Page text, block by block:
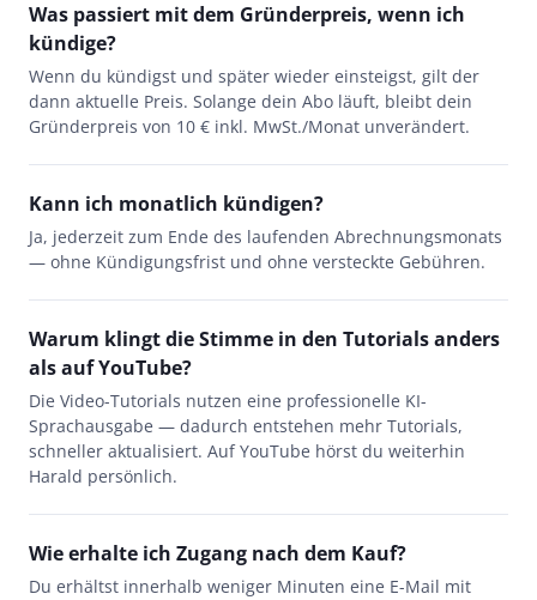
Was passiert mit dem Gründerpreis, wenn ich
kündige?
Wenn du kündigst und später wieder einsteigst, gilt der
dann aktuelle Preis. Solange dein Abo läuft, bleibt dein
Gründerpreis von 10 € inkl. MwSt./Monat unverändert.
Kann ich monatlich kündigen?
Ja, jederzeit zum Ende des laufenden Abrechnungsmonats
— ohne Kündigungsfrist und ohne versteckte Gebühren.
Warum klingt die Stimme in den Tutorials anders
als auf YouTube?
Die Video-Tutorials nutzen eine professionelle KI-
Sprachausgabe — dadurch entstehen mehr Tutorials,
schneller aktualisiert. Auf YouTube hörst du weiterhin
Harald persönlich.
Wie erhalte ich Zugang nach dem Kauf?
Du erhältst innerhalb weniger Minuten eine E-Mail mit